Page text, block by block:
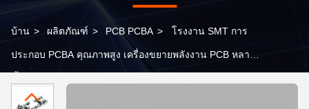
บ้าน > ผลิตภัณฑ์ > PCB PCBA > โรงงาน SMT การ
ประกอบ PCBA คุณภาพสูง เครื่องขยายพลังงาน PCB หลาย